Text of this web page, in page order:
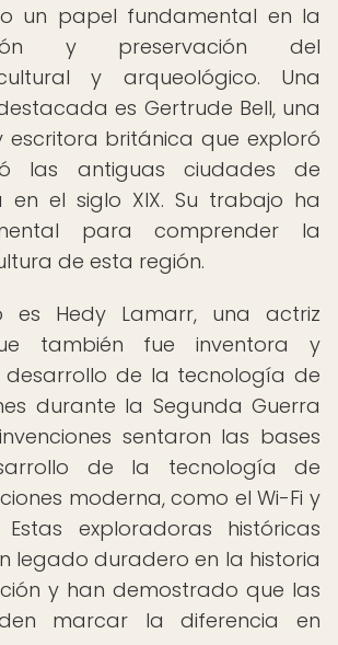
un papel fundamental en la
y preservación del
y arqueológico. Una
es Gertrude Bell, una
británica que exploró
las antiguas ciudades de
en el siglo XIX. Su trabajo ha
para comprender la
de esta región.
es Hedy Lamarr, una actriz
también fue inventora y
de la tecnología de
durante la Segunda Guerra
sentaron las bases
de la tecnología de
moderna, como el Wi-Fi y
exploradoras históricas
legado duradero en la historia
y han demostrado que las
marcar la diferencia en